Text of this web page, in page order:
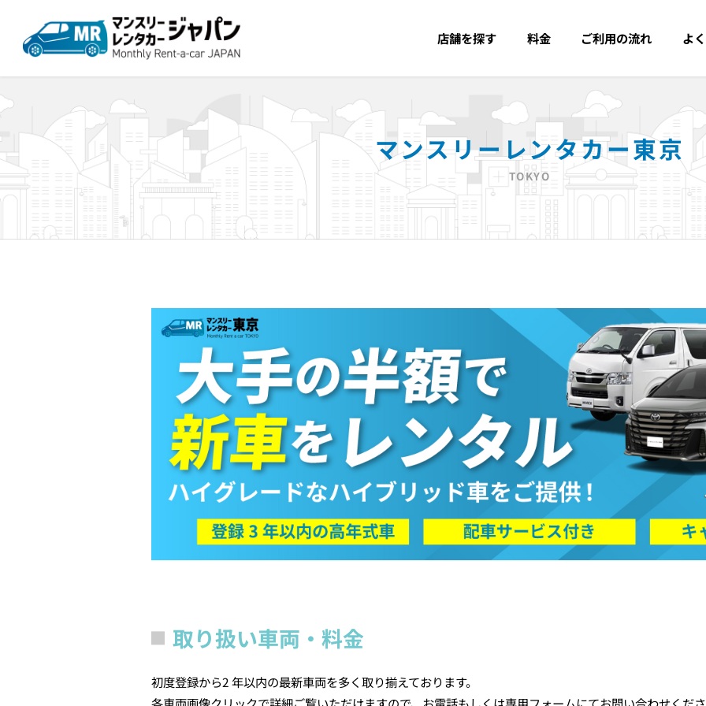
店舗を探す 料金 ご利用の流れ よ
マンスリーレンタカー東京
TOKYO
取り扱い車両・料金
初度登録から2 年以内の最新車両を多く取り揃えております。